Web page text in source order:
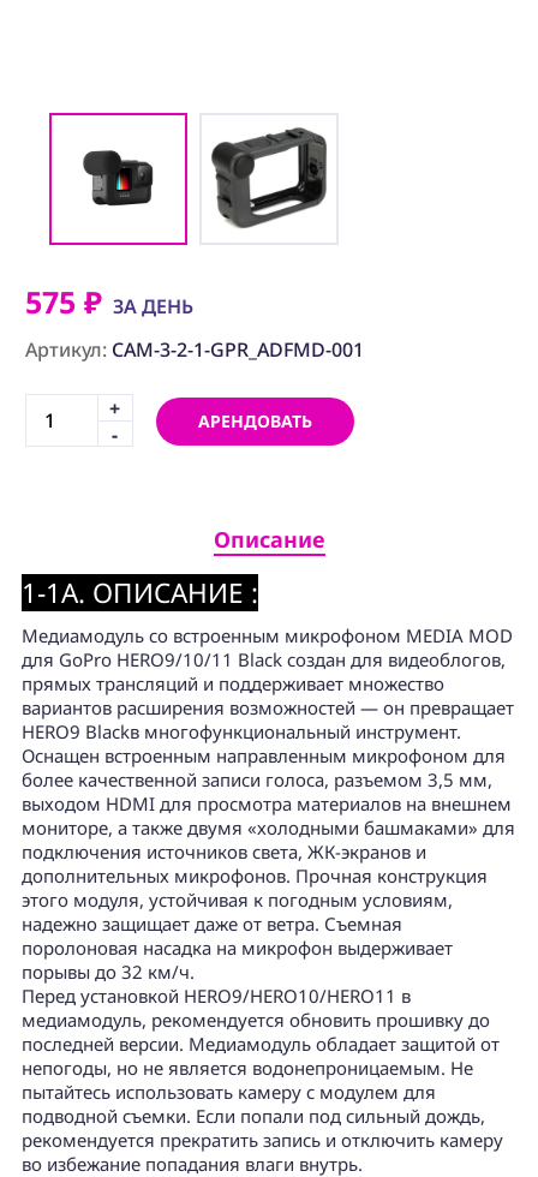
(FRN) МЕБЕЛЬ И
(CNS) РАСХОДНЫЕ
МАТЕРИАЛЫ
(PRG)
ОБЕСПЕЧЕНИЕ
Аренда
Постпродакшн
нас
575 ₽ ЗА ДЕНЬ
Артикул: CAM-3-2-1-GPR_ADFMD-001
+
-
АРЕНДОВАТЬ
Описание
1-1A. ОПИСАНИЕ :
Медиамодуль со встроенным микрофоном MEDIA MOD
для GoPro HERO9/10/11 Black создан для видеоблогов,
прямых трансляций и поддерживает множество
вариантов расширения возможностей — он превращает
HERO9 Blackв многофункциональный инструмент.
Оснащен встроенным направленным микрофоном для
более качественной записи голоса, разъемом 3,5 мм,
выходом HDMI для просмотра материалов на внешнем
мониторе, а также двумя «холодными башмаками» для
подключения источников света, ЖК-экранов и
дополнительных микрофонов. Прочная конструкция
этого модуля, устойчивая к погодным условиям,
надежно защищает даже от ветра. Съемная
поролоновая насадка на микрофон выдерживает
порывы до 32 км/ч.
Перед установкой HERO9/HERO10/HERO11 в
медиамодуль, рекомендуется обновить прошивку до
последней версии. Медиамодуль обладает защитой от
непогоды, но не является водонепроницаемым. Не
пытайтесь использовать камеру с модулем для
подводной съемки. Если попали под сильный дождь,
рекомендуется прекратить запись и отключить камеру
во избежание попадания влаги внутрь.